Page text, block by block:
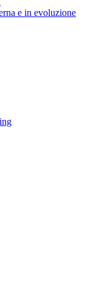
e in evoluzione